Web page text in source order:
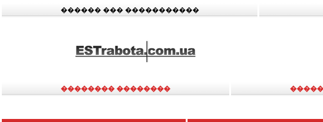
������ ��� �����������
�������� ��������